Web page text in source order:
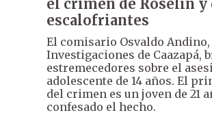
el crimen de Roselín
escalofriantes
El comisario Osvaldo Andino,
Investigaciones de Caazapá,
estremecedores sobre el
adolescente de 14 años. El
del crimen es un joven de 21
confesado el hecho.